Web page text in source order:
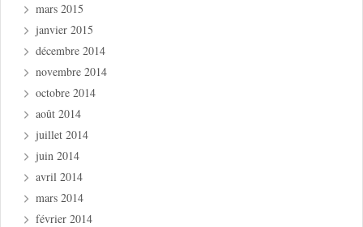
mars 2015
janvier 2015
décembre 2014
novembre 2014
octobre 2014
août 2014
juillet 2014
juin 2014
avril 2014
mars 2014
février 2014